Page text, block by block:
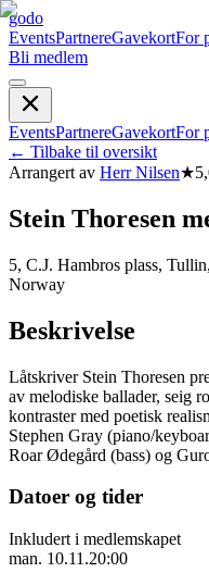
godo
EventsPartnereGavekortFor
Bli medlem
EventsPartnereGavekortFor
← Tilbake til oversikt
Arrangert av Herr Nilsen★
Stein Thoresen
5, C.J. Hambros plass,
Norway
Beskrivelse
Låtskriver Stein Thoresen
av melodiske ballader, seig
kontraster med poetisk
Stephen Gray (piano/
Roar Ødegård (bass) og
Datoer og tider
Inkludert i medlemskapet
man. 10.11.20:00